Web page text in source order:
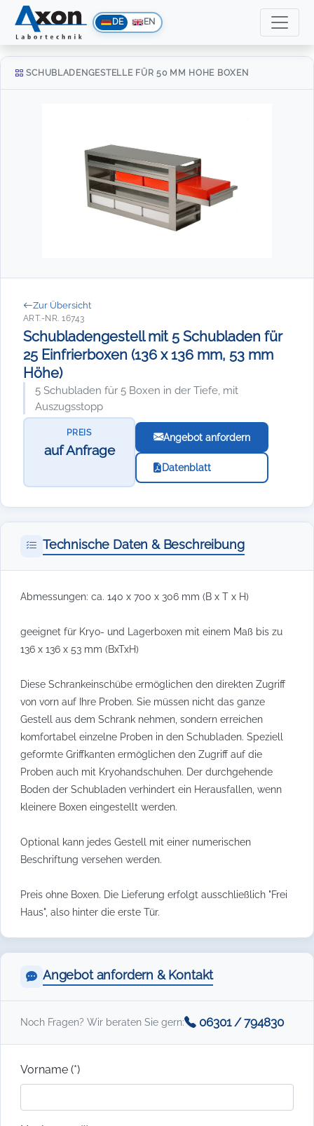
DE EN
SCHUBLADENGESTELLE FÜR 50 MM HOHE BOXEN
Zur Übersicht
ART.-NR. 16743
Schubladengestell mit 5 Schubladen für
25 Einfrierboxen (136 x 136 mm, 53 mm
Höhe)
5 Schubladen für 5 Boxen in der Tiefe, mit
Auszugsstopp
PREIS
auf Anfrage
Angebot anfordern
Datenblatt
Technische Daten & Beschreibung
Abmessungen: ca. 140 x 700 x 306 mm (B x T x H)
geeignet für Kryo- und Lagerboxen mit einem Maß bis zu
136 x 136 x 53 mm (BxTxH)
Diese Schrankeinschübe ermöglichen den direkten Zugriff
von vorn auf Ihre Proben. Sie müssen nicht das ganze
Gestell aus dem Schrank nehmen, sondern erreichen
komfortabel einzelne Proben in den Schubladen. Speziell
geformte Griffkanten ermöglichen den Zugriff auf die
Proben auch mit Kryohandschuhen. Der durchgehende
Boden der Schubladen verhindert ein Herausfallen, wenn
kleinere Boxen eingestellt werden.
Optional kann jedes Gestell mit einer numerischen
Beschriftung versehen werden.
Preis ohne Boxen. Die Lieferung erfolgt ausschließlich "Frei
Haus", also hinter die erste Tür.
Angebot anfordern & Kontakt
Noch Fragen? Wir beraten Sie gern: 06301 / 794830
Vorname (*)